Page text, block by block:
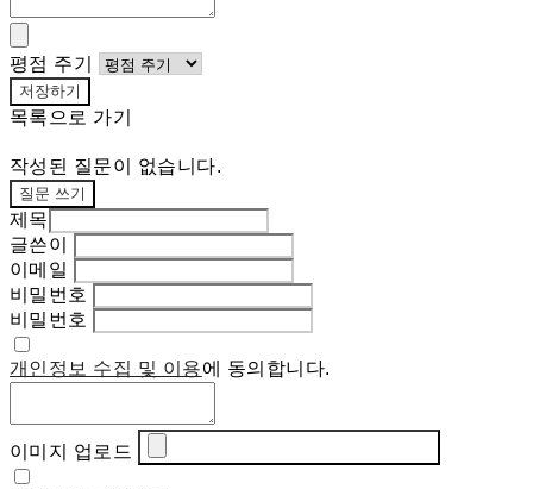
평점 주기
저장하기
목록으로 가기
작성된 질문이 없습니다.
질문 쓰기
제목
글쓴이
이메일
비밀번호
비밀번호
개인정보 수집 및 이용에 동의합니다.
이미지 업로드